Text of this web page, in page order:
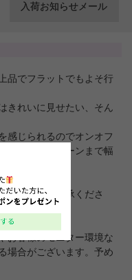
品でフラットでもよそ行
きれいに見せたい、そん
感じられるのでオンオフ
フォーマルシーンまで幅
ので予めご了承くださ
お客様のモニター環境な
場合がございます。予め